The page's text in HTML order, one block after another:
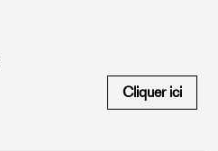
Cliquer ici